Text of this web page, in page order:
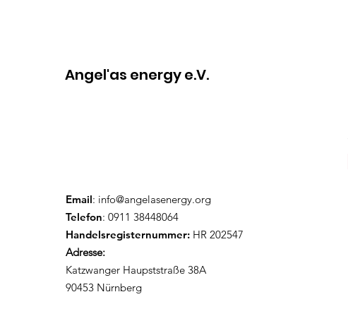
Angel'as energy e.V.
Email: info@angelasenergy.org
Telefon: 0911 38448064
Handelsregisternummer: HR 202547
Adresse:
Katzwanger Haupststraße 38A
90453 Nürnberg